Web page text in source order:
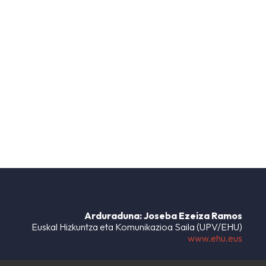
Arduraduna: Joseba Ezeiza Ramos
Euskal Hizkuntza eta Komunikazioa Saila (UPV/EHU)
www.ehu.eus